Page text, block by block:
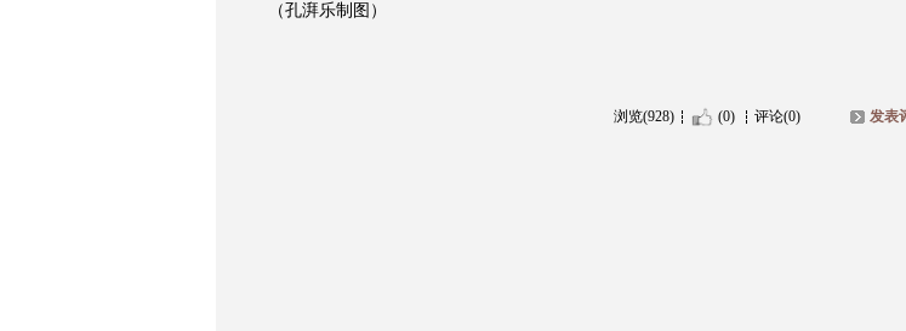
（孔湃乐制图）
浏览(928) (0) 评论(0) 发表